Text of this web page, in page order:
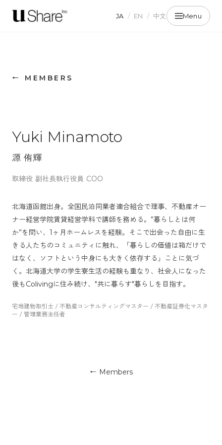
JA / EN / 中文 Menu
← MEMBERS
Yuki Minamoto
源 侑輝
取締役 副社長執行役員 COO
北海道函館出身。全国民泊同業者連合組合で理事、不動産オー
ナー経営学院賃貸経営学科で講師を務める。”暮らしとは何
か”を問い、1ヶ月ホームレスを経験。そこで出会った自由に生
きる人たちのコミュニティに触れ、「暮らしの価値は箱だけで
はなく、ソフトという中身にも大きく依存する」ことに気づ
く。北海道大学の学生寮生活の経験も重なり、社会人になった
後もColivingに住み続け、"共に暮らす"暮らしを目指す。
宅地建物取引士 / 不動産コンサルティングマスター / 不動産証券化マスタ
ー / 管理業務主任者
← Members